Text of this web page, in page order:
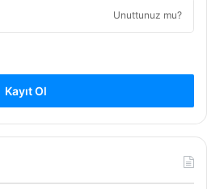
Unuttunuz mu?
Kayıt Ol